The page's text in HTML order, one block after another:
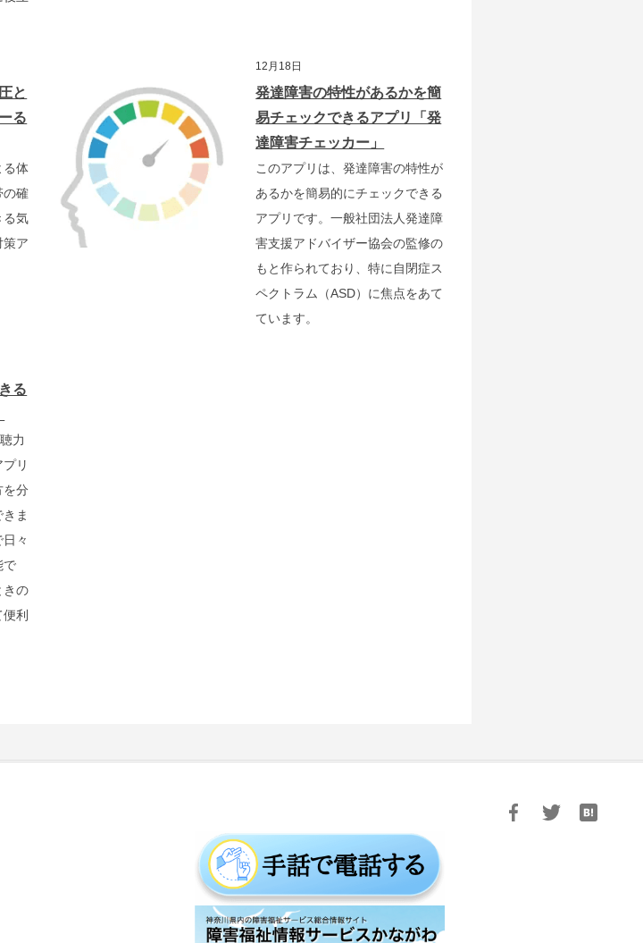
と
る
る体
の確
る気
策ア
12月18日
発達障害の特性があるかを簡
易チェックできるアプリ「発
達障害チェッカー」
このアプリは、発達障害の特性が
あるかを簡易的にチェックできる
アプリです。一般社団法人発達障
害支援アドバイザー協会の監修の
もと作られており、特に自閉症ス
ペクトラム（ASD）に焦点をあて
ています。
る
力
リ
を分
ま
々
で
きの
利